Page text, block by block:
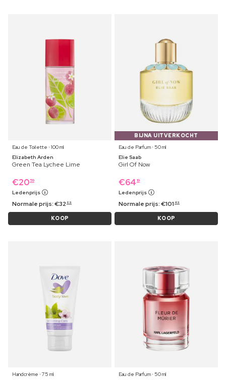
Eau de Toilette ⋅ 100 ml
Elizabeth Arden
Green Tea Lychee Lime
€20 59
Ledenprijs
Normale prijs:€32 69
KOOP
BIJNA UITVERKOCHT
Eau de Parfum ⋅ 50 ml
Elie Saab
Girl Of Now
€64 19
Ledenprijs
Normale prijs:€101 49
KOOP
Handcrème ⋅ 75 ml
Eau de Parfum ⋅ 50 ml